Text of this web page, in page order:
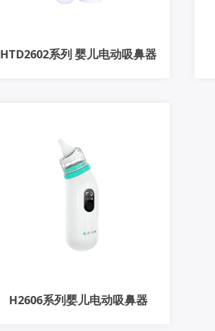
HTD2602系列 婴儿电动吸鼻器
H2606系列婴儿电动吸鼻器